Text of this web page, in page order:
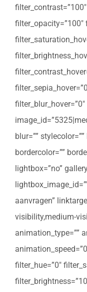
filter_opacity=”100″
blur=””
bordercolor=””
lightbox=”no”
aanvragen”
visibility,medium-
animation_type=””
filter_hue=”0″